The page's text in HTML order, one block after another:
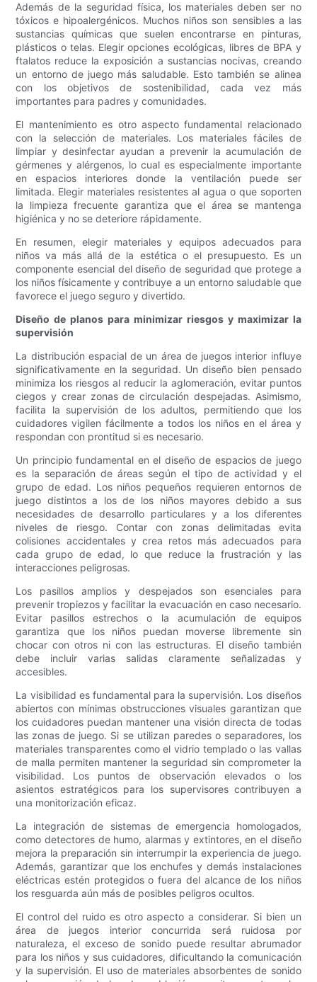
Además de la seguridad física, los materiales deben ser no
tóxicos e hipoalergénicos. Muchos niños son sensibles a las
sustancias químicas que suelen encontrarse en pinturas,
plásticos o telas. Elegir opciones ecológicas, libres de BPA y
ftalatos reduce la exposición a sustancias nocivas, creando
un entorno de juego más saludable. Esto también se alinea
con los objetivos de sostenibilidad, cada vez más
importantes para padres y comunidades.
El mantenimiento es otro aspecto fundamental relacionado
con la selección de materiales. Los materiales fáciles de
limpiar y desinfectar ayudan a prevenir la acumulación de
gérmenes y alérgenos, lo cual es especialmente importante
en espacios interiores donde la ventilación puede ser
limitada. Elegir materiales resistentes al agua o que soporten
la limpieza frecuente garantiza que el área se mantenga
higiénica y no se deteriore rápidamente.
En resumen, elegir materiales y equipos adecuados para
niños va más allá de la estética o el presupuesto. Es un
componente esencial del diseño de seguridad que protege a
los niños físicamente y contribuye a un entorno saludable que
favorece el juego seguro y divertido.
Diseño de planos para minimizar riesgos y maximizar la
supervisión
La distribución espacial de un área de juegos interior influye
significativamente en la seguridad. Un diseño bien pensado
minimiza los riesgos al reducir la aglomeración, evitar puntos
ciegos y crear zonas de circulación despejadas. Asimismo,
facilita la supervisión de los adultos, permitiendo que los
cuidadores vigilen fácilmente a todos los niños en el área y
respondan con prontitud si es necesario.
Un principio fundamental en el diseño de espacios de juego
es la separación de áreas según el tipo de actividad y el
grupo de edad. Los niños pequeños requieren entornos de
juego distintos a los de los niños mayores debido a sus
necesidades de desarrollo particulares y a los diferentes
niveles de riesgo. Contar con zonas delimitadas evita
colisiones accidentales y crea retos más adecuados para
cada grupo de edad, lo que reduce la frustración y las
interacciones peligrosas.
Los pasillos amplios y despejados son esenciales para
prevenir tropiezos y facilitar la evacuación en caso necesario.
Evitar pasillos estrechos o la acumulación de equipos
garantiza que los niños puedan moverse libremente sin
chocar con otros ni con las estructuras. El diseño también
debe incluir varias salidas claramente señalizadas y
accesibles.
La visibilidad es fundamental para la supervisión. Los diseños
abiertos con mínimas obstrucciones visuales garantizan que
los cuidadores puedan mantener una visión directa de todas
las zonas de juego. Si se utilizan paredes o separadores, los
materiales transparentes como el vidrio templado o las vallas
de malla permiten mantener la seguridad sin comprometer la
visibilidad. Los puntos de observación elevados o los
asientos estratégicos para los supervisores contribuyen a
una monitorización eficaz.
La integración de sistemas de emergencia homologados,
como detectores de humo, alarmas y extintores, en el diseño
mejora la preparación sin interrumpir la experiencia de juego.
Además, garantizar que los enchufes y demás instalaciones
eléctricas estén protegidos o fuera del alcance de los niños
los resguarda aún más de posibles peligros ocultos.
El control del ruido es otro aspecto a considerar. Si bien un
área de juegos interior concurrida será ruidosa por
naturaleza, el exceso de sonido puede resultar abrumador
para los niños y sus cuidadores, dificultando la comunicación
y la supervisión. El uso de materiales absorbentes de sonido